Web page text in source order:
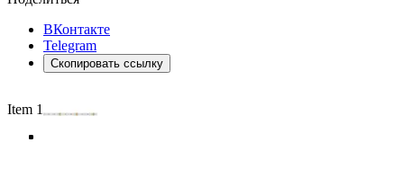
ВКонтакте
Telegram
Скопировать ссылку
Item 1 of 4